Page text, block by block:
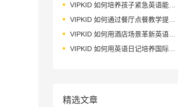
VIPKID 如何培养孩子紧急英语能力？
VIPKID 如何通过餐厅点餐教学提升少儿英语应用能力？
VIPKID 如何用酒店场景革新英语教学？
VIPKID 如何用英语日记培养国际化人才？
精选文章